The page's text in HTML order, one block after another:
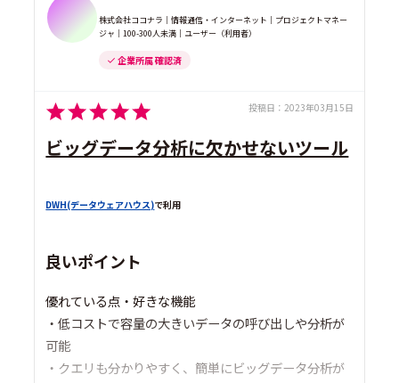
株式会社ココナラ｜情報通信・インターネット｜プロジェクトマネー
ジャ｜100-300人未満｜ユーザー（利用者）
企業所属 確認済
投稿日： 2023年03月15日
ビッグデータ分析に欠かせないツール
DWH(データウェアハウス)で利用
良いポイント
優れている点・好きな機能
・低コストで容量の大きいデータの呼び出しや分析が
可能
・クエリも分かりやすく、簡単にビッグデータ分析が